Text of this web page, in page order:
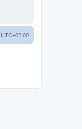
UTC+02:00